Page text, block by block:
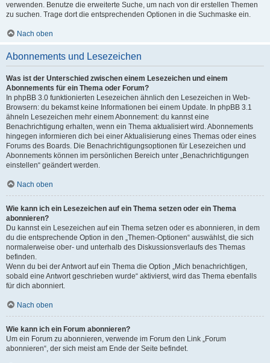
verwenden. Benutze die erweiterte Suche, um nach von dir erstellen Themen
zu suchen. Trage dort die entsprechenden Optionen in die Suchmaske ein.
Nach oben
Abonnements und Lesezeichen
Was ist der Unterschied zwischen einem Lesezeichen und einem
Abonnements für ein Thema oder Forum?
In phpBB 3.0 funktionierten Lesezeichen ähnlich den Lesezeichen in Web-
Browsern: du bekamst keine Informationen bei einem Update. In phpBB 3.1
ähneln Lesezeichen mehr einem Abonnement: du kannst eine
Benachrichtigung erhalten, wenn ein Thema aktualisiert wird. Abonnements
hingegen informieren dich bei einer Aktualisierung eines Themas oder eines
Forums des Boards. Die Benachrichtigungsoptionen für Lesezeichen und
Abonnements können im persönlichen Bereich unter „Benachrichtigungen
einstellen“ geändert werden.
Nach oben
Wie kann ich ein Lesezeichen auf ein Thema setzen oder ein Thema
abonnieren?
Du kannst ein Lesezeichen auf ein Thema setzen oder es abonnieren, in dem
du die entsprechende Option in den „Themen-Optionen“ auswählst, die sich
normalerweise ober- und unterhalb des Diskussionsverlaufs des Themas
befinden.
Wenn du bei der Antwort auf ein Thema die Option „Mich benachrichtigen,
sobald eine Antwort geschrieben wurde“ aktivierst, wird das Thema ebenfalls
für dich abonniert.
Nach oben
Wie kann ich ein Forum abonnieren?
Um ein Forum zu abonnieren, verwende im Forum den Link „Forum
abonnieren“, der sich meist am Ende der Seite befindet.